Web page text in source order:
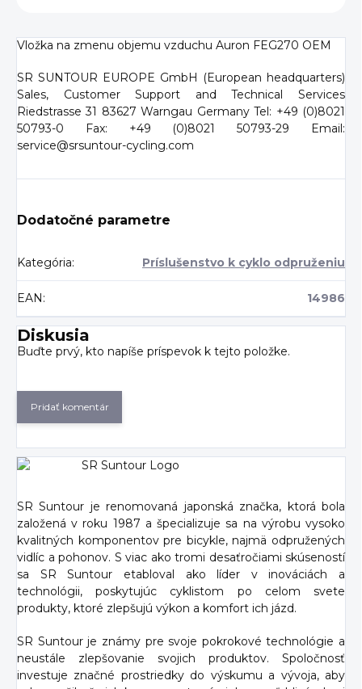
Vložka na zmenu objemu vzduchu Auron FEG270 OEM
SR SUNTOUR EUROPE GmbH (European headquarters)
Sales, Customer Support and Technical Services
Riedstrasse 31 83627 Warngau Germany Tel: +49 (0)8021
50793-0 Fax: +49 (0)8021 50793-29 Email:
service@srsuntour-cycling.com
Dodatočné parametre
Kategória: Príslušenstvo k cyklo odpruženiu
EAN : 14986
Diskusia
Buďte prvý, kto napíše príspevok k tejto položke.
Pridať komentár
SR Suntour je renomovaná japonská značka, ktorá bola
založená v roku 1987 a špecializuje sa na výrobu vysoko
kvalitných komponentov pre bicykle, najmä odpružených
vidlíc a pohonov. S viac ako tromi desaťročiami skúseností
sa SR Suntour etabloval ako líder v inováciách a
technológii, poskytujúc cyklistom po celom svete
produkty, ktoré zlepšujú výkon a komfort ich jázd.
SR Suntour je známy pre svoje pokrokové technológie a
neustále zlepšovanie svojich produktov. Spoločnosť
investuje značné prostriedky do výskumu a vývoja, aby